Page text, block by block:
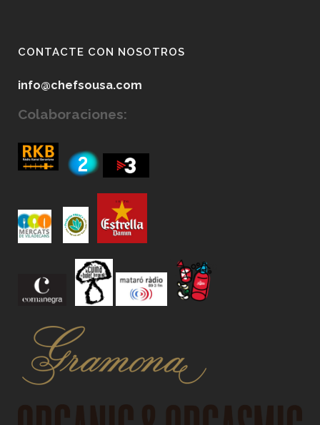
CONTACTE CON NOSOTROS
info@chefsousa.com
Colaboraciones: